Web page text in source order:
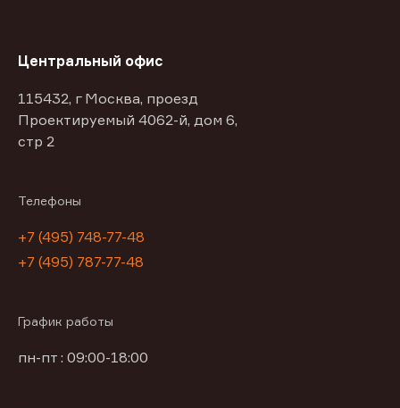
Центральный офис
115432, г Москва, проезд
Проектируемый 4062-й, дом 6,
стр 2
Телефоны
+7 (495) 748-77-48
+7 (495) 787-77-48
График работы
пн-пт : 09:00-18:00